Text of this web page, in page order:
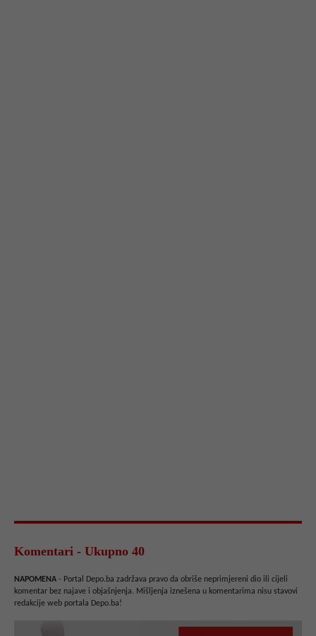
Komentari - Ukupno 40
NAPOMENA - Portal Depo.ba zadržava pravo da obriše neprimjereni dio ili cijeli
komentar bez najave i objašnjenja. Mišljenja iznešena u komentarima nisu stavovi
redakcije web portala Depo.ba!